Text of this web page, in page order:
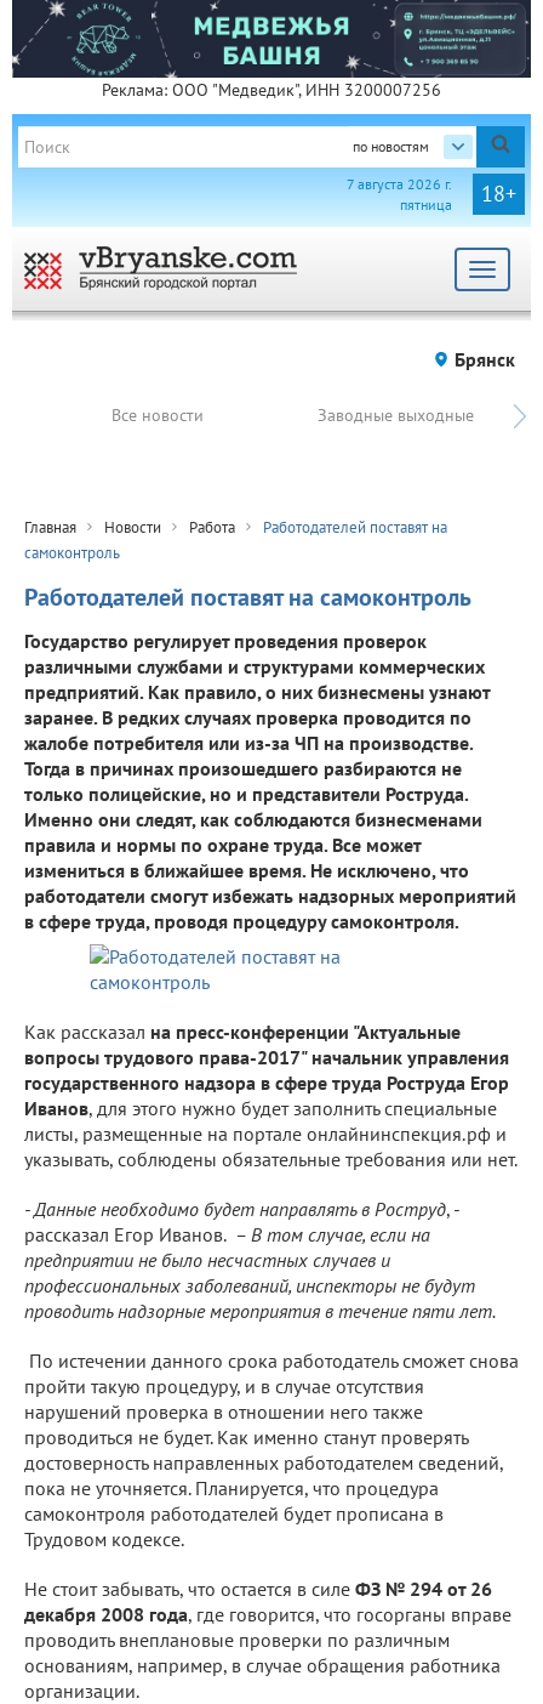
Реклама: ООО "Медведик", ИНН 3200007256
по новостям
18+
7 августа 2026 г.
пятница
Toggle
Брянск
Все новости Заводные выходные
Главная Новости Работа
Работодателей поставят на
самоконтроль
Работодателей поставят на самоконтроль
Государство регулирует проведения проверок
различными службами и структурами коммерческих
предприятий. Как правило, о них бизнесмены узнают
заранее. В редких случаях проверка проводится по
жалобе потребителя или из-за ЧП на производстве.
Тогда в причинах произошедшего разбираются не
только полицейские, но и представители Роструда.
Именно они следят, как соблюдаются бизнесменами
правила и нормы по охране труда. Все может
измениться в ближайшее время. Не исключено, что
работодатели смогут избежать надзорных мероприятий
в сфере труда, проводя процедуру самоконтроля.
Как рассказал на пресс-конференции "Актуальные
вопросы трудового права-2017" начальник управления
государственного надзора в сфере труда Роструда Егор
Иванов, для этого нужно будет заполнить специальные
листы, размещенные на портале онлайнинспекция.рф и
указывать, соблюдены обязательные требования или нет.
- Данные необходимо будет направлять в Роструд, -
рассказал Егор Иванов. – В том случае, если на
предприятии не было несчастных случаев и
профессиональных заболеваний, инспекторы не будут
проводить надзорные мероприятия в течение пяти лет.
По истечении данного срока работодатель сможет снова
пройти такую процедуру, и в случае отсутствия
нарушений проверка в отношении него также
проводиться не будет. Как именно станут проверять
достоверность направленных работодателем сведений,
пока не уточняется. Планируется, что процедура
самоконтроля работодателей будет прописана в
Трудовом кодексе.
Не стоит забывать, что остается в силе ФЗ № 294 от 26
декабря 2008 года, где говорится, что госорганы вправе
проводить внеплановые проверки по различным
основаниям, например, в случае обращения работника
организации.